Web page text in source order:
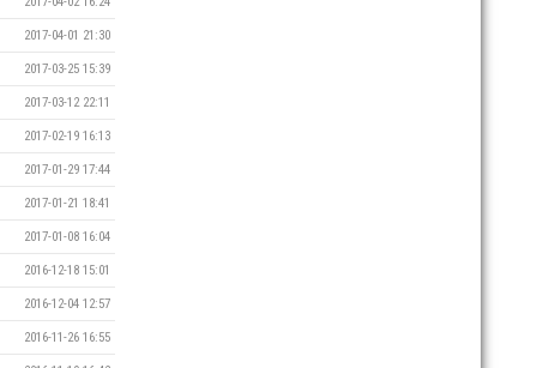
2017-04-01 21:30
2017-03-25 15:39
2017-03-12 22:11
2017-02-19 16:13
2017-01-29 17:44
2017-01-21 18:41
2017-01-08 16:04
2016-12-18 15:01
2016-12-04 12:57
2016-11-26 16:55